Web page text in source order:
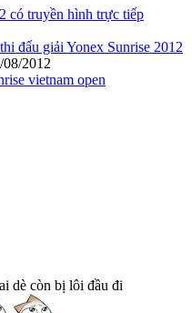
có truyền hình trực tiếp
đấu giải Yonex Sunrise 2012
08/2012
vietnam open
dè còn bị lôi đầu đi